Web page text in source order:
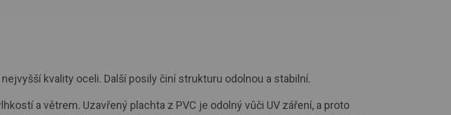
kvality oceli. Další posily činí strukturu odolnou a stabilní.
a větrem. Uzavřený plachta z PVC je odolný vůči UV záření, a proto